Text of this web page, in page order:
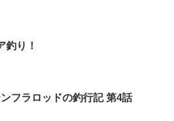
釣り！
フラロッドの釣行記 第4話